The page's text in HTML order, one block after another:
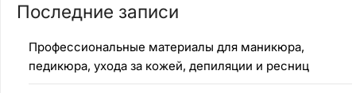
Последние записи
Профессиональные материалы для маникюра,
педикюра, ухода за кожей, депиляции и ресниц